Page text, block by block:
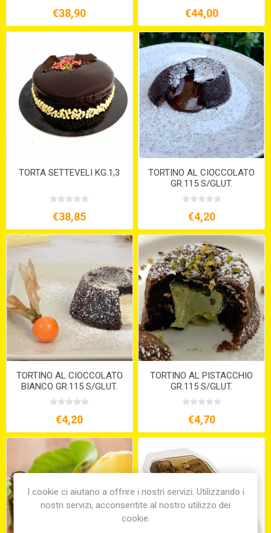
€38,90 €44,00
TORTA SETTEVELI KG.1,3
€38,85
TORTINO AL CIOCCOLATO
GR.115 S/GLUT.
€4,20
TORTINO AL CIOCCOLATO
BIANCO GR.115 S/GLUT.
€4,20
TORTINO AL PISTACCHIO
GR.115 S/GLUT.
€4,70
I cookie ci aiutano a offrire i nostri servizi. Utilizzando i
nostri servizi, acconsentite al nostro utilizzo dei
cookie.